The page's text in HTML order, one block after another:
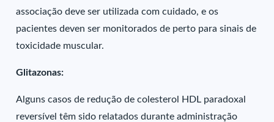
associação deve ser utilizada com cuidado, e os
pacientes deven ser monitorados de perto para sinais de
toxicidade muscular.
Glitazonas:
Alguns casos de redução de colesterol HDL paradoxal
reversível têm sido relatados durante administração